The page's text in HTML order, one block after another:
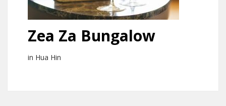
Zea Za Bungalow
in Hua Hin